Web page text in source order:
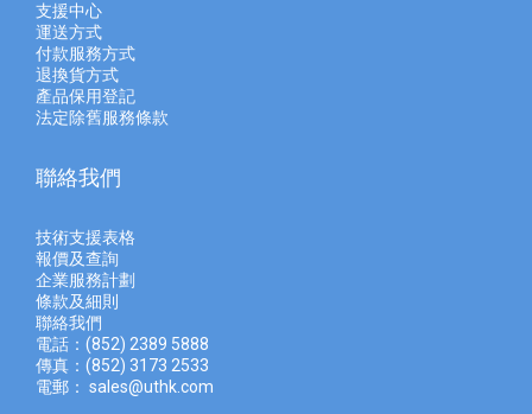
支援中心
運送方式
付款服務方式
退換貨方式
產品保用登記
法定除舊服務條款
聯絡我們
技術支援表格
報價及查詢
企業服務計劃
條款及細則
聯絡我們
電話：(852) 2389 5888
傳真：(852) 3173 2533
電郵： sales@uthk.com